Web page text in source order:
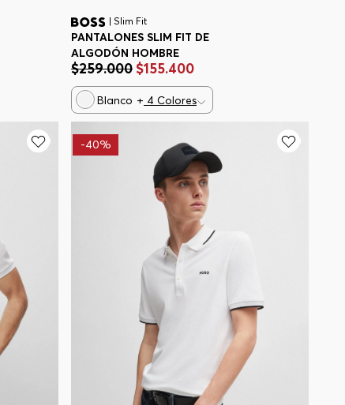
| Slim Fit
PANTALONES SLIM FIT DE
ALGODÓN HOMBRE
$259.000 $155.400
Blanco + 4 Colores
-40%